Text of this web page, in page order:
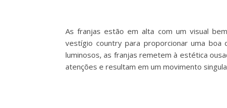
As franjas estão em alta com um visual
vestígio country para proporcionar uma boa
luminosos, as franjas remetem à estética
atenções e resultam em um movimento